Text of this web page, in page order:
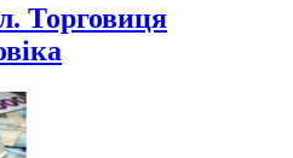
Торговиця